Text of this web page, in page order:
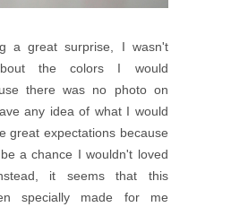
a great surprise, I wasn't
the colors I would
there was no photo on
any idea of what I would
great expectations because
a chance I wouldn't loved
it seems that this
specially made for me